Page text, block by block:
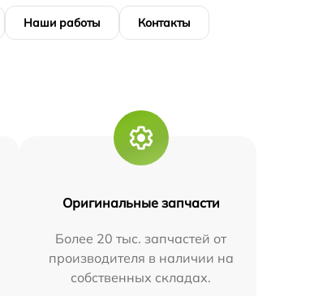
Наши работы Контакты
Оригинальные запчасти
Более 20 тыс. запчастей от
производителя в наличии на
собственных складах.